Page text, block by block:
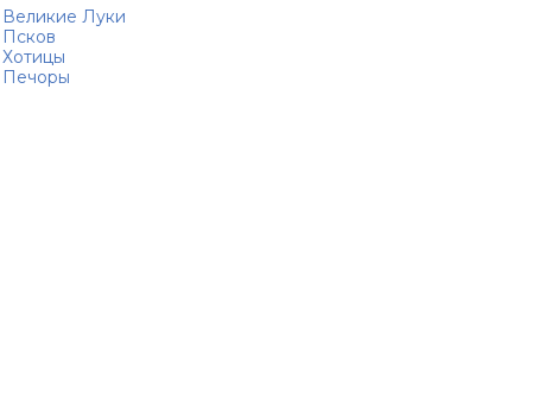
Великие Луки
Псков
Хотицы
Печоры